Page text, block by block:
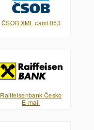
ČSOB XML camt.053
Raiffeisenbank Česko
E-mail